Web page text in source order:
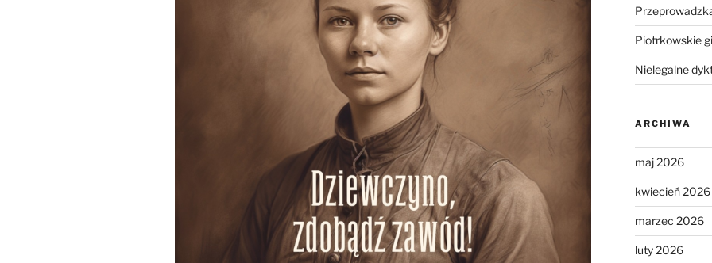
Piotrkowskie
Nielegalne
ARCHIWA
maj 2026
kwiecień 2026
marzec 2026
luty 2026